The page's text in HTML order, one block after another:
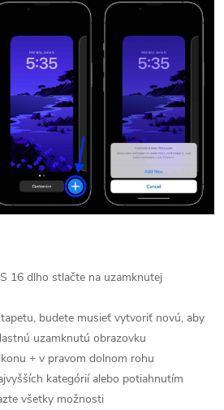
16 dlho stlačte na uzamknutej
budete musieť vytvoriť novú, aby
uzamknutú obrazovku
+ v pravom dolnom rohu
kategórií alebo potiahnutím
všetky možnosti